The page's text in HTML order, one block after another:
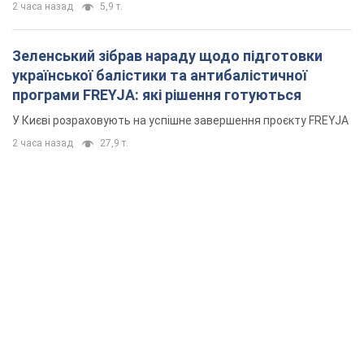
2 часа назад 5,9 т.
Зеленський зібрав нараду щодо підготовки
української балістики та антибалістичної
програми FREYJA: які рішення готуються
У Києві розраховують на успішне завершення проєкту FREYJA
2 часа назад 27,9 т.